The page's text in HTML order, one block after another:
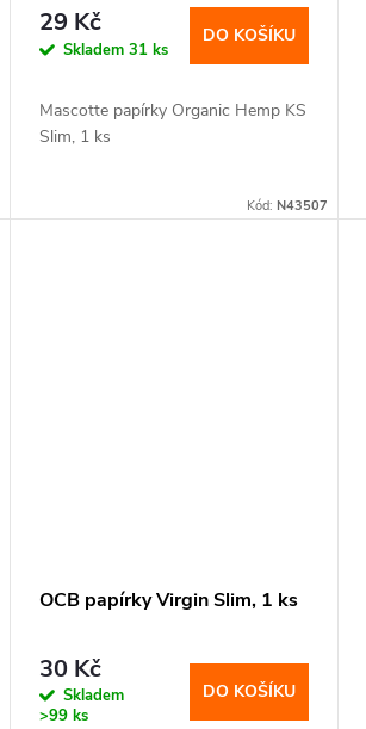
29 Kč
Skladem31 ks
DO KOŠÍKU
Mascotte papírky Organic Hemp KS
Slim, 1 ks
Kód: N43507
OCB papírky Virgin Slim, 1 ks
30 Kč
Skladem
>99 ks
DO KOŠÍKU